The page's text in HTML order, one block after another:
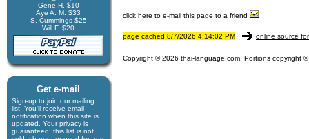
Gene H. $10
Aye A. M. $33
S. Cummings $25
Will F. $20
Get e-mail
Sign-up to join our mail­ing
list. You'll receive e­mail
notification when this site is
updated. Your privacy is
guaran­teed; this list is not
click here to e-mail this page to a friend
page cached 8/7/2026 4:14:02 PM online source
Copyright © 2026 thai-language.com. Portions copyright